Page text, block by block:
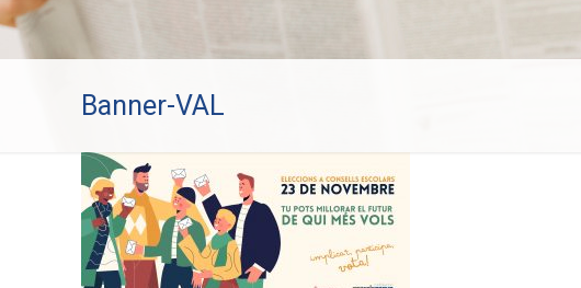
Banner-VAL